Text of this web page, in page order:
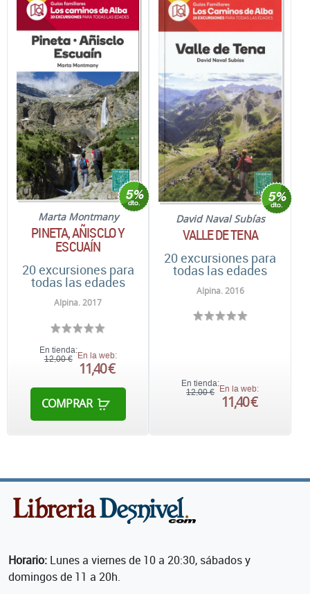
Marta Montmany
PINETA, AÑISCLO Y
ESCUAÍN
20 excursiones para
todas las edades
Alpina. 2017
En tienda:
12,00 € En la web:
11,40 €
COMPRAR
David Naval Subías
VALLE DE TENA
20 excursiones para
todas las edades
Alpina. 2016
En tienda:
12,00 €
En la web:
11,40 €
Horario: Lunes a viernes de 10 a 20:30, sábados y
domingos de 11 a 20h.